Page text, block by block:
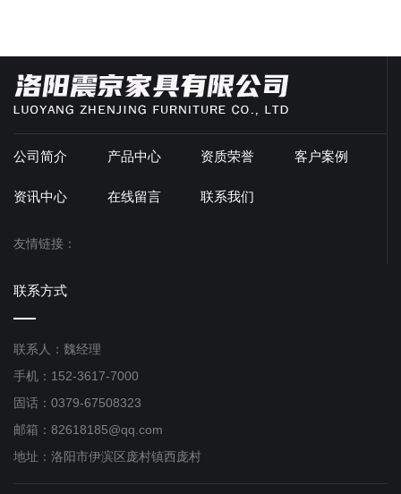
公司简介 产品中心 资质荣誉 客户案例
资讯中心 在线留言 联系我们
友情链接：
联系方式
联系人：魏经理
手机：152-3617-7000
固话：0379-67508323
邮箱：82618185@qq.com
地址：洛阳市伊滨区庞村镇西庞村